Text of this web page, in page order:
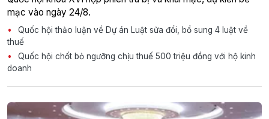
mạc vào ngày 24/8.
Quốc hội thảo luận về Dự án Luật sửa đổi, bổ sung 4 luật về
thuế
Quốc hội chốt bỏ ngưỡng chịu thuế 500 triệu đồng với hộ kinh
doanh